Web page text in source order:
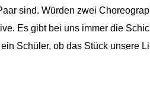
sind. Würden zwei
Es gibt bei uns immer die
Schüler, ob das Stück unsere